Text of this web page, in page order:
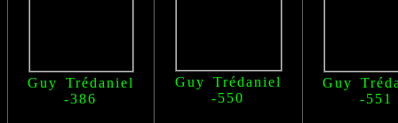
Guy Trédaniel
-386
Guy Trédaniel
-550
Guy
-551